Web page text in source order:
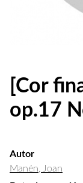
[Cor
op.17
Autor
Manén, Joan